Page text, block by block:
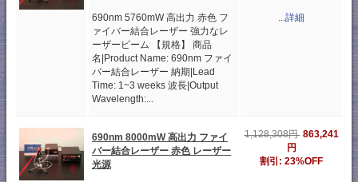
690nm 5760mW 高出力 赤色 フ
ァイバー結合レーザー 強力なレ
ーザービーム 【規格】 商品
名|Product Name: 690nm ファイ
バー結合レーザー 納期|Lead
Time: 1~3 weeks 波長|Output
Wavelength:...
...詳細
690nm 8000mW 高出力 ファイ
バー結合レーザー 赤色 レーザー
光源
1,128,308円 863,241
円
割引: 23%OFF